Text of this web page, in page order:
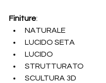
Finiture:
NATURALE
LUCIDO SETA
LUCIDO
STRUTTURATO
SCULTURA 3D